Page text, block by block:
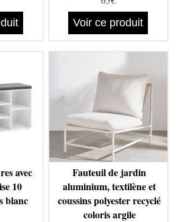
Voir ce produit
avec
10
blanc
Fauteuil de jardin
aluminium, textilène et
coussins polyester recyclé
coloris argile